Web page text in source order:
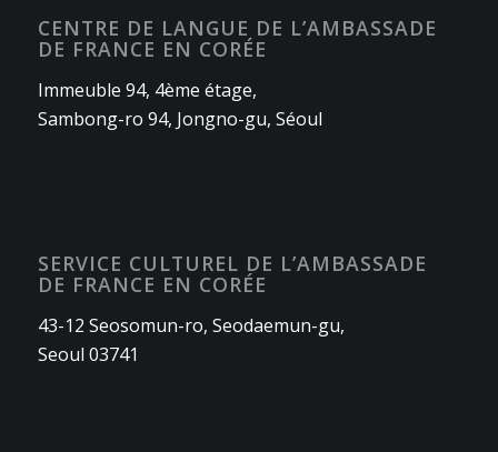
CENTRE DE LANGUE DE L’AMBASSADE
DE FRANCE EN CORÉE
Immeuble 94, 4ème étage,
Sambong-ro 94, Jongno-gu, Séoul
SERVICE CULTUREL DE L’AMBASSADE
DE FRANCE EN CORÉE
43-12 Seosomun-ro, Seodaemun-gu,
Seoul 03741